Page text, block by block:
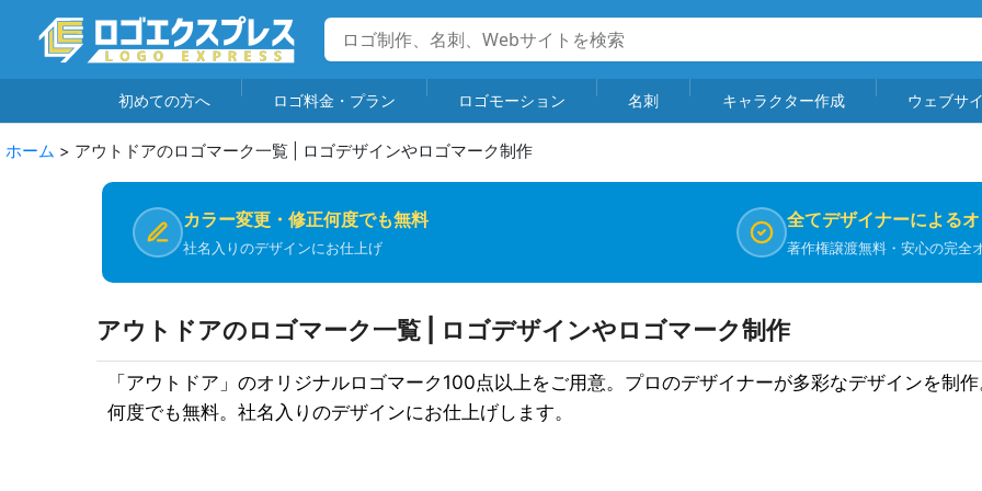
初めての方へ ロゴ料金・プラン ロゴモーション 名刺 キャラクター作成 ウェブサ
ホーム > アウトドアのロゴマーク一覧 | ロゴデザインやロゴマーク制作
カラー変更・修正何度でも無料
社名入りのデザインにお仕上げ
全てデザイナーによる
著作権譲渡無料・安心の完全
アウトドアのロゴマーク一覧 | ロゴデザインやロゴマーク制作
「アウトドア」のオリジナルロゴマーク100点以上をご用意。プロのデザイナーが多彩なデザインを制
何度でも無料。社名入りのデザインにお仕上げします。